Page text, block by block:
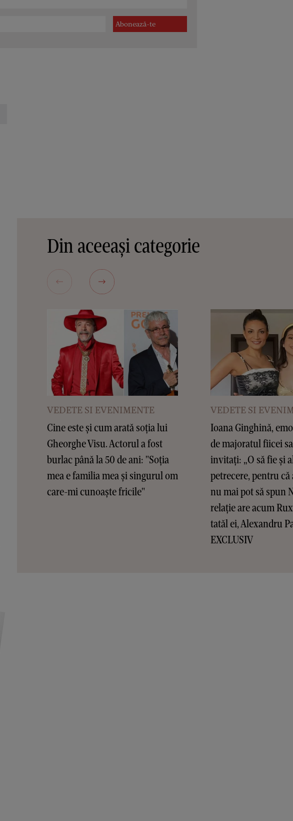
Din aceeași categorie
VEDETE SI EVENIMENTE
Cine este și cum arată soția lui
Gheorghe Visu. Actorul a fost
burlac până la 50 de ani: "Soția
mea e familia mea și singurul om
care-mi cunoaște fricile"
VEDETE SI
Ioana Ginghină,
de majoratul fiicei
invitați: „O să fie și
petrecere, pentru că
nu mai pot să spun
relație are acum
tatăl ei, Alexandru
EXCLUSIV